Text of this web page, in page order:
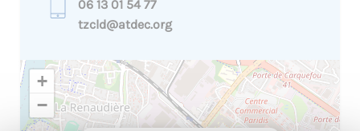
06 13 01 54 77
tzcld@atdec.org
+
−